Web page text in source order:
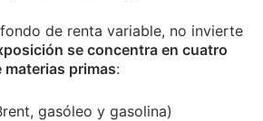
de renta variable, no invierte
se concentra en cuatro
primas:
gasóleo y gasolina)